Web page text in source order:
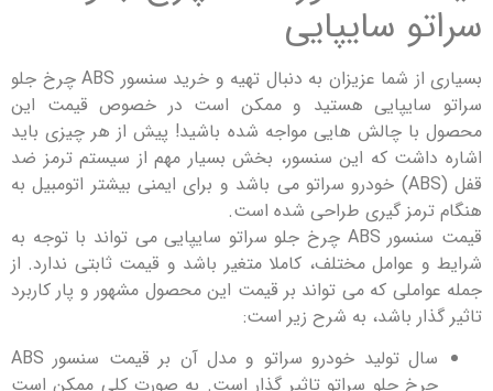
سایپایی
بسیاری از شما عزیزان به دنبال تهیه و خرید سنسور ABS چرخ جلو
سایپایی هستید و ممکن است در خصوص قیمت این
چالش هایی مواجه شده باشید! پیش از هر چیزی باید
که این سنسور، بخش بسیار مهم از سیستم ترمز ضد
قفل (ABS) خودرو سراتو می باشد و برای ایمنی بیشتر اتومبیل به
گیری طراحی شده است.
قیمت سنسور ABS چرخ جلو سراتو سایپایی می تواند با توجه به
عوامل مختلف، کاملا متغیر باشد و قیمت ثابتی ندارد. از
که می تواند بر قیمت این محصول مشهور و پار کاربرد
باشد، به شرح زیر است:
سال تولید خودرو سراتو و مدل آن بر قیمت سنسور ABS
جلو سراتو تاثیر گذار است. به صورت کلی ممکن است